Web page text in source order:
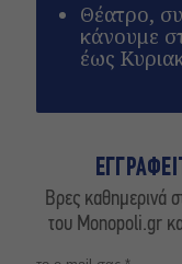
Θέατρο,
κάνουμε
έως
Βρες καθημερινά
του Monopoli.gr